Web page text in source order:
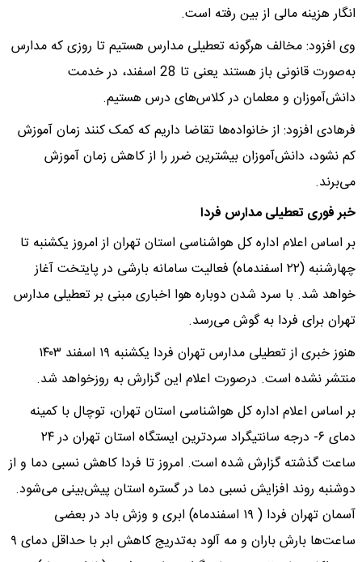
انگار هزینه مالی از بین رفته است.
وی افزود: مخالف هرگونه تعطیلی مدارس هستیم تا روزی که مدارس
به‌صورت قانونی باز هستند یعنی تا 28 اسفند، در خدمت
دانش‌آموزان و معلمان در کلاس‌های درس هستیم.
فرهادی افزود: از خانواده‌ها تقاضا داریم که کمک کنند زمان آموزش
کم نشود، دانش‌آموزان بیشترین ضرر را از کاهش زمان آموزش
می‌برند.
خبر فوری تعطیلی مدارس فردا
بر اساس اعلام اداره کل هواشناسی استان تهران از امروز یکشنبه تا
چهارشنبه (۲۲ اسفندماه) فعالیت سامانه بارشی در پایتخت آغاز
خواهد شد. با سرد شدن دوباره هوا اخباری مبنی بر تعطیلی مدارس
تهران برای فردا به گوش می‌رسد.
هنوز خبری از تعطیلی مدارس تهران فردا یکشنبه ۱۹ اسفند ۱۴۰۳
منتشر نشده است. درصورت اعلام این گزارش به روزخواهد شد.
بر اساس اعلام اداره کل هواشناسی استان تهران، توچال با کمینه
دمای ۶- درجه سانتیگراد سردترین ایستگاه استان تهران در ۲۴
ساعت گذشته گزارش شده است. امروز تا فردا کاهش نسبی دما و از
دوشنبه روند افزایش نسبی دما در گستره استان پیش‌بینی می‌شود.
آسمان تهران فردا ( ۱۹ اسفندماه) ابری و وزش باد در بعضی
ساعت‌ها بارش باران و مه آلود به‌تدریج کاهش ابر با حداقل دمای ۹